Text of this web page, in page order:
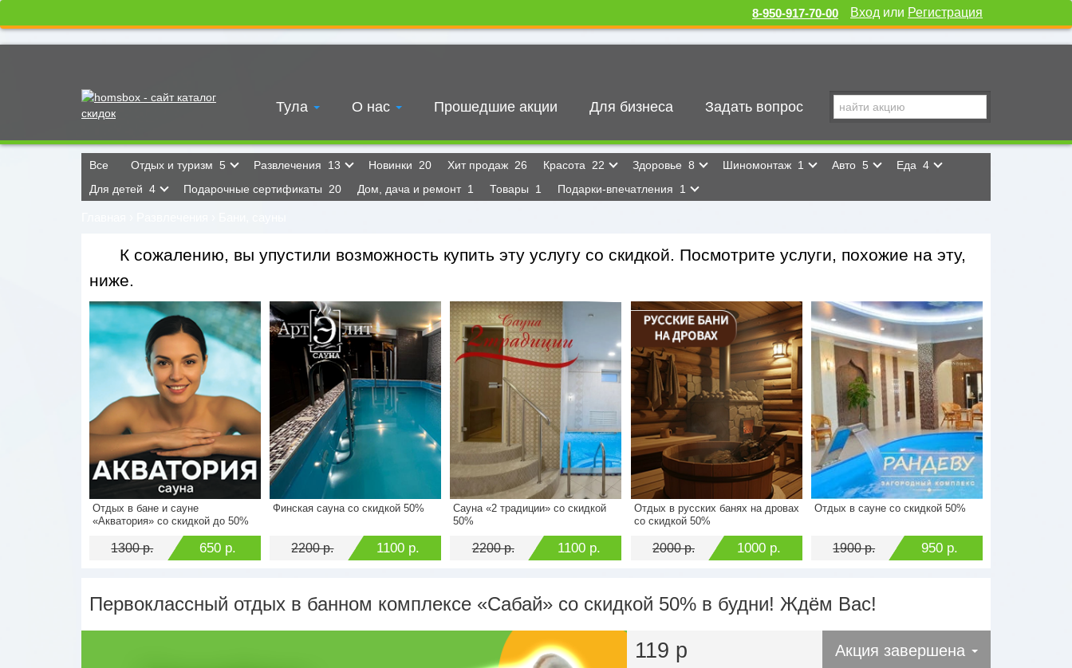
Вход или Регистрация
8-950-917-70-00
Тула О нас Прошедшие акции Для бизнеса Задать вопрос
Все Отдых и туризм 5 Развлечения 13 Новинки 20 Хит продаж 26 Красота 22 Здоровье 8 Шиномонтаж 1 Авто 5 Еда 4
Для детей 4 Подарочные сертификаты 20 Дом, дача и ремонт 1 Товары 1 Подарки-впечатления 1
К сожалению, вы упустили возможность купить эту услугу со скидкой. Посмотрите услуги, похожие на эту,
ниже.
Стоимость
Экономия
650 р.
Отдых в бане и сауне
«Акватория» со скидкой до 50%
1300 р. 650 р.
Стоимость
2200 р.
Финская сауна со скидкой 50%
2200 р. 1100 р.
Стоимость
2200 р.
Экономия
Сауна «2 традиции» со скидкой
50%
2200 р. 1100 р.
Стоимость
2000 р.
Экономия
Отдых в русских банях на дровах
со скидкой 50%
2000 р. 1000 р.
Стоимость
1900 р.
Отдых в сауне со скидкой 50%
1900 р. 950 р.
Первоклассный отдых в банном комплексе «Сабай» со скидкой 50% в будни! Ждём Вас!
119 р Акция завершена